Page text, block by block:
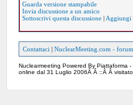
Guarda versione stampabile
Invia discussione a un amico
Sottoscrivi questa discussione | Aggiungi
Contattaci |NuclearMeeting.com -
Nuclearmeeting Powered By Piattaforma
online dal 31 Luglio 2006Â Â ::Â Â